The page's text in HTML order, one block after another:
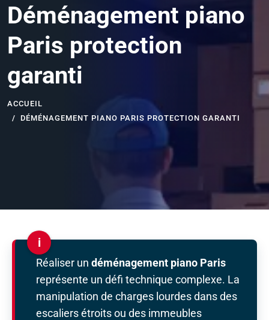
Déménagement piano
Paris protection
garanti
ACCUEIL
DÉMÉNAGEMENT PIANO PARIS PROTECTION GARANTI
i
Réaliser un déménagement piano Paris
représente un défi technique complexe. La
manipulation de charges lourdes dans des
escaliers étroits ou des immeubles